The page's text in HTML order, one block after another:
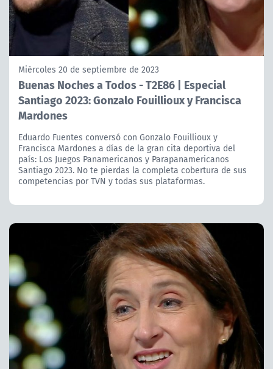
Miércoles 20 de septiembre de 2023
Buenas Noches a Todos - T2E86 | Especial
Santiago 2023: Gonzalo Fouillioux y Francisca
Mardones
Eduardo Fuentes conversó con Gonzalo Fouillioux y
Francisca Mardones a días de la gran cita deportiva del
país: Los Juegos Panamericanos y Parapanamericanos
Santiago 2023. No te pierdas la completa cobertura de sus
competencias por TVN y todas sus plataformas.